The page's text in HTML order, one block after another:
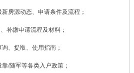
新房源动态、申请条件及流程；
补缴申请流程及材料；
询、提取、使用指南；
靠/随军等各类入户政策；